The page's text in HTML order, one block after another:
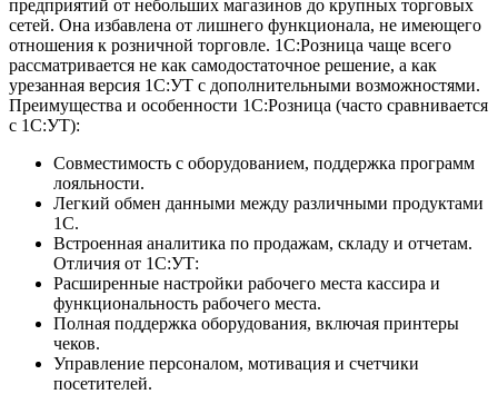
предприятий от небольших магазинов до крупных торговых
сетей. Она избавлена от лишнего функционала, не имеющего
отношения к розничной торговле. 1С:Розница чаще всего
рассматривается не как самодостаточное решение, а как
урезанная версия 1С:УТ с дополнительными возможностями.
Преимущества и особенности 1С:Розница (часто сравнивается
с 1С:УТ):
Совместимость с оборудованием, поддержка программ
лояльности.
Легкий обмен данными между различными продуктами
1С.
Встроенная аналитика по продажам, складу и отчетам.
Отличия от 1С:УТ:
Расширенные настройки рабочего места кассира и
функциональность рабочего места.
Полная поддержка оборудования, включая принтеры
чеков.
Управление персоналом, мотивация и счетчики
посетителей.